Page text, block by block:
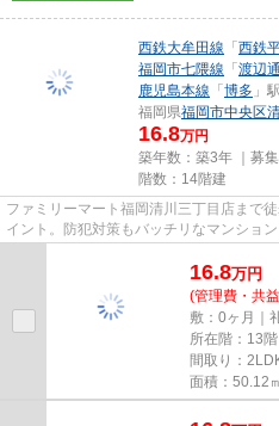
西鉄大牟田線 「西鉄
福岡市七隈線 「渡辺通
鹿児島本線 「博多 」
福岡県福岡市中央区
16.8万円
築年数：築3年 ｜募集
階数：14階建
ファミリーマート福岡清川三丁目店まで
イント。防犯対策もバッチリなマンショ
階建ての建物です。共用部には...
16.8万円
(管理費・共
敷：0ヶ月｜
所在階：13階
間取り：
面積：50.12